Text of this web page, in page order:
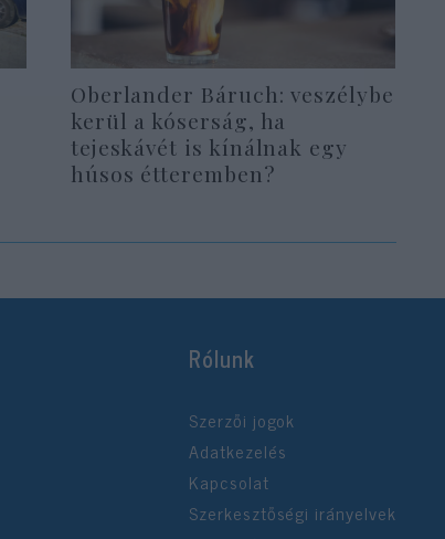
Oberlander Báruch: veszélybe
kerül a kóserság, ha
tejeskávét is kínálnak egy
húsos étteremben?
Rólunk
Szerzői jogok
Adatkezelés
Kapcsolat
Szerkesztőségi irányelvek